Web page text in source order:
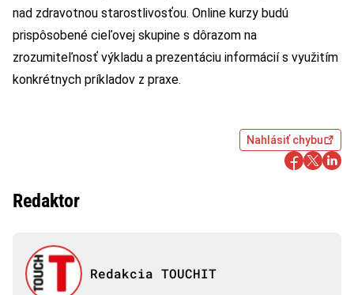
nad zdravotnou starostlivosťou. Online kurzy budú
prispôsobené cieľovej skupine s dôrazom na
zrozumiteľnosť výkladu a prezentáciu informácií s využitím
konkrétnych príkladov z praxe.
Nahlásiť chybu
Redaktor
Redakcia TOUCHIT